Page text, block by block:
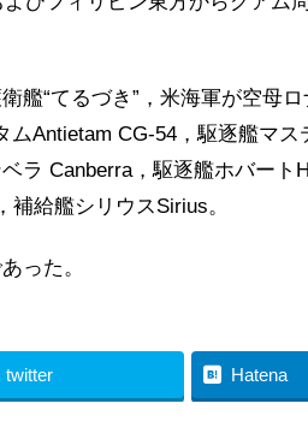
艦“てるづき”，米海軍が空母
ムAntietam CG-54，駆逐艦マ
ラ Canberra，駆逐艦ホバート
給艦シリウスSirius。
った。
twitter Hatena